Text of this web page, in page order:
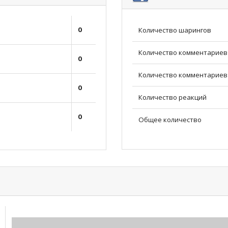
0
0
0
0
Количество шарингов
Количество комментариев
Количество
Количество реакций
Общее количество